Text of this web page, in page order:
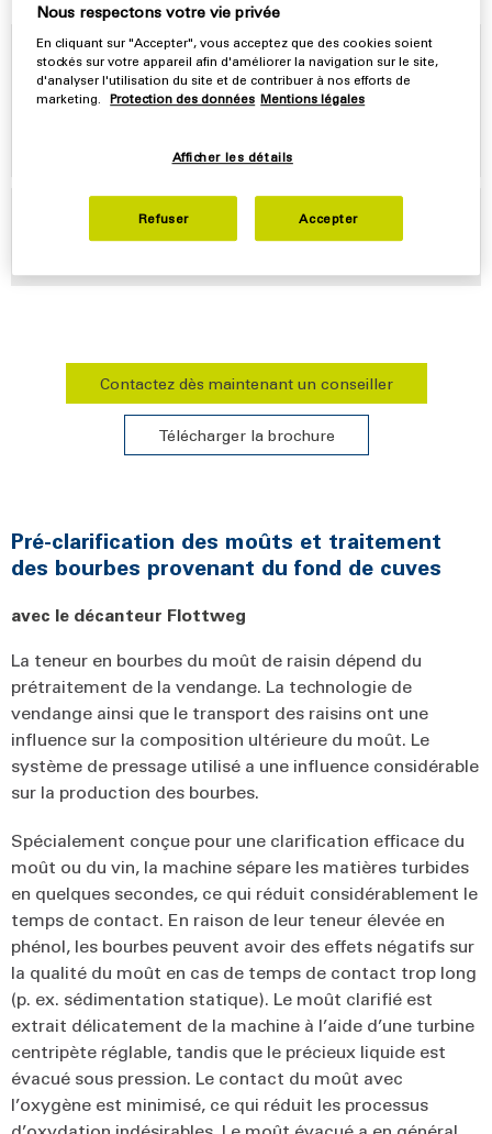
Décanteurs centrifuges Flottweg
pour la pré-clarification des moûts et le
traitement des bourbes provenant du
Séparateurs Flottweg
pour la clarification fine
Contactez dès maintenant un conseiller
Télécharger la brochure
Pré-clarification des moûts et traitement
des bourbes provenant du fond de cuves
avec le décanteur Flottweg
La teneur en bourbes du moût de raisin dépend du
prétraitement de la vendange. La technologie de
vendange ainsi que le transport des raisins ont une
influence sur la composition ultérieure du moût. Le
système de pressage utilisé a une influence considérable
sur la production des bourbes.
Spécialement conçue pour une clarification efficace du
moût ou du vin, la machine sépare les matières turbides
en quelques secondes, ce qui réduit considérablement le
temps de contact. En raison de leur teneur élevée en
phénol, les bourbes peuvent avoir des effets négatifs sur
la qualité du moût en cas de temps de contact trop long
(p. ex. sédimentation statique). Le moût clarifié est
extrait délicatement de la machine à l’aide d’une turbine
centripète réglable, tandis que le précieux liquide est
évacué sous pression. Le contact du moût avec
l’oxygène est minimisé, ce qui réduit les processus
Nous respectons votre vie privée
En cliquant sur "Accepter", vous acceptez que des cookies soient
stockés sur votre appareil afin d'améliorer la navigation sur le site,
d'analyser l'utilisation du site et de contribuer à nos efforts de
marketing.
Protection des données Mentions légales
Afficher les détails
Refuser Accepter